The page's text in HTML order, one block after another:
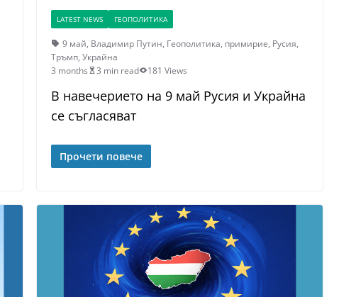
LATEST NEWS ГЕОПОЛИТИКА
9 май, Владимир Путин, Геополитика, примирие, Русия,
Тръмп, Украйна
3 months
3 min read 181 Views
В навечерието на 9 май Русия и Украйна
се съгласяват
Прочети повече